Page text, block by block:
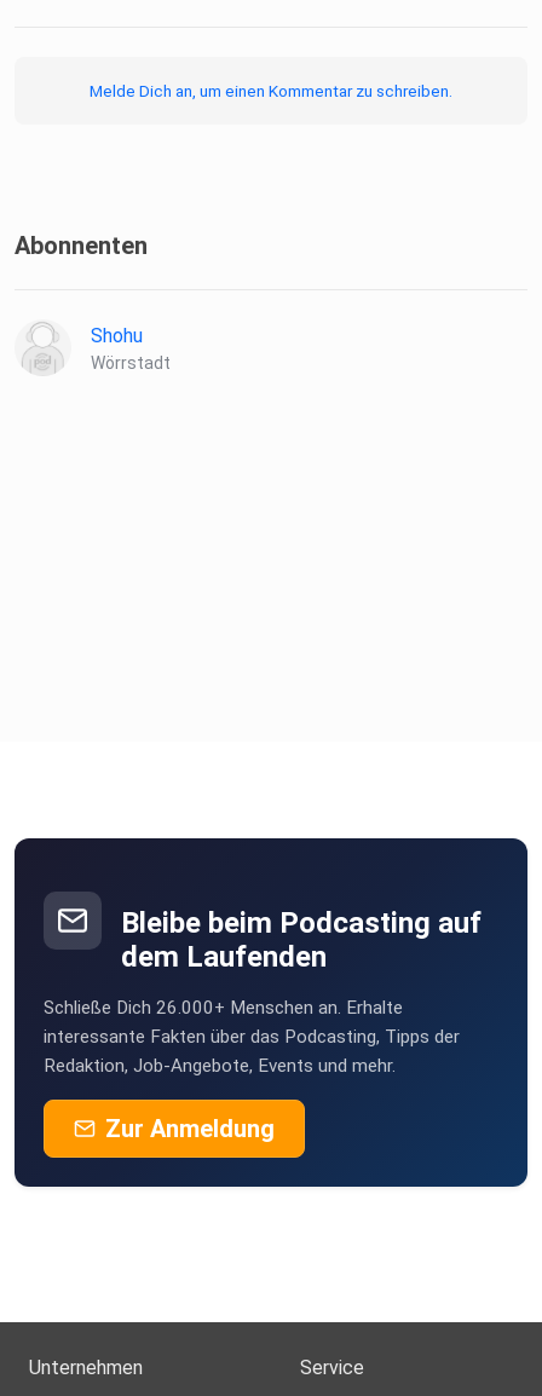
Melde Dich an, um einen Kommentar zu schreiben.
Abonnenten
Shohu
Wörrstadt
Bleibe beim Podcasting auf
dem Laufenden
Schließe Dich 26.000+ Menschen an. Erhalte
interessante Fakten über das Podcasting, Tipps der
Redaktion, Job-Angebote, Events und mehr.
Zur Anmeldung
Unternehmen Service